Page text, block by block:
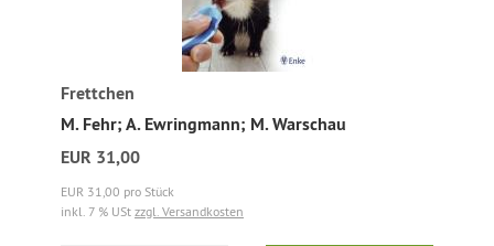
Frettchen
M. Fehr; A. Ewringmann; M. Warschau
EUR 31,00
EUR 31,00 pro Stück
inkl. 7 % USt zzgl. Versandkosten